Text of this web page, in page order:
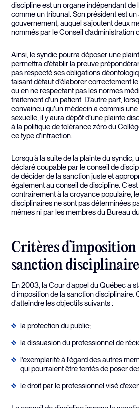
discipline est un organe indépendant de
comme un tribunal. Son président est
gouvernement, auquel s’ajoutent deux
nommés par le Conseil d’administration
Ainsi, le syndic pourra déposer une
permettra d’établir la preuve
pas respecté ses obligations
faisant défaut d’élaborer correctement
ou en ne respectant pas les normes
traitement d’un patient. D’autre part,
convaincu qu’un médecin a commis
sexuelle, il y aura dépôt d’une plainte
à la politique de tolérance zéro du
ce type d’infraction.
Lorsqu’à la suite de la plainte du syndic,
déclaré coupable par le conseil de
de décider de la sanction juste et
également au conseil de discipline.
contrairement à la croyance populaire,
disciplinaires ne sont pas déterminées
mêmes ni par les membres du Bureau
Critères d’imposition
sanction disciplinaire
En 2003, la Cour d’appel du Québec a
d’imposition de la sanction disciplinaire.
d'atteindre les objectifs suivants :
la protection du public;
la dissuasion du professionnel de
l'exemplarité à l'égard des autres
qui pourraient être tentés de poser
le droit par le professionnel visé